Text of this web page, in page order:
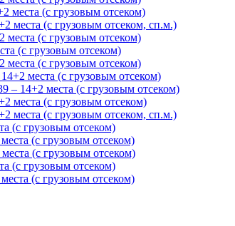
места (с грузовым отсеком)
места (с грузовым отсеком, сп.м.)
(с грузовым отсеком)
(с грузовым отсеком)
(с грузовым отсеком)
места (с грузовым отсеком)
– 14+2 места (с грузовым отсеком)
места (с грузовым отсеком)
места (с грузовым отсеком, сп.м.)
(с грузовым отсеком)
(с грузовым отсеком)
(с грузовым отсеком)
(с грузовым отсеком)
(с грузовым отсеком)